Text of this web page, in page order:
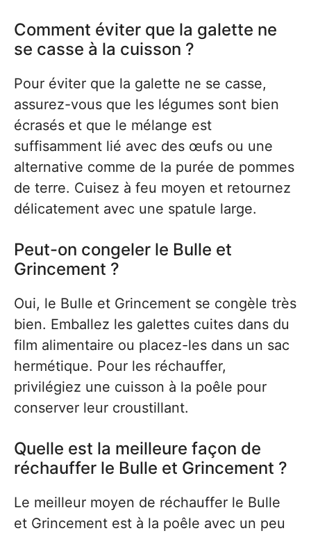
Comment éviter que la galette ne
se casse à la cuisson ?
Pour éviter que la galette ne se casse,
assurez-vous que les légumes sont bien
écrasés et que le mélange est
suffisamment lié avec des œufs ou une
alternative comme de la purée de pommes
de terre. Cuisez à feu moyen et retournez
délicatement avec une spatule large.
Peut-on congeler le Bulle et
Grincement ?
Oui, le Bulle et Grincement se congèle très
bien. Emballez les galettes cuites dans du
film alimentaire ou placez-les dans un sac
hermétique. Pour les réchauffer,
privilégiez une cuisson à la poêle pour
conserver leur croustillant.
Quelle est la meilleure façon de
réchauffer le Bulle et Grincement ?
Le meilleur moyen de réchauffer le Bulle
et Grincement est à la poêle avec un peu